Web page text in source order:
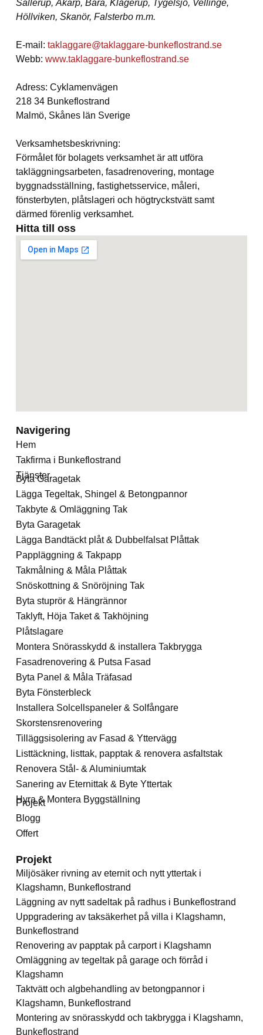
Sallerup, Åkarp, Bara, Klågerup, Tygelsjö, Vellinge,
Höllviken, Skanör, Falsterbo m.m.
E-mail: taklaggare@taklaggare-bunkeflostrand.se
Webb: www.taklaggare-bunkeflostrand.se
Adress: Cyklamenvägen
218 34 Bunkeflostrand
Malmö, Skånes län Sverige
Verksamhetsbeskrivning:
Förmålet för bolagets verksamhet är att utföra
takläggningsarbeten, fasadrenovering, montage
byggnadsställning, fastighetsservice, måleri,
fönsterbyten, plåtslageri och högtryckstvätt samt
därmed förenlig verksamhet.
Hitta till oss
Navigering
Hem
Takfirma i Bunkeflostrand
Tjänster
Byta Garagetak
Lägga Tegeltak, Shingel & Betongpannor
Takbyte & Omläggning Tak
Byta Garagetak
Lägga Bandtäckt plåt & Dubbelfalsat Plåttak
Pappläggning & Takpapp
Takmålning & Måla Plåttak
Snöskottning & Snöröjning Tak
Byta stuprör & Hängrännor
Taklyft, Höja Taket & Takhöjning
Plåtslagare
Montera Snörasskydd & installera Takbrygga
Fasadrenovering & Putsa Fasad
Byta Panel & Måla Träfasad
Byta Fönsterbleck
Installera Solcellspaneler & Solfångare
Skorstensrenovering
Tilläggsisolering av Fasad & Yttervägg
Listtäckning, listtak, papptak & renovera asfaltstak
Renovera Stål- & Aluminiumtak
Sanering av Eternittak & Byte Yttertak
Hyra & Montera Byggställning
Projekt
Blogg
Offert
Projekt
Miljösäker rivning av eternit och nytt yttertak i
Klagshamn, Bunkeflostrand
Läggning av nytt sadeltak på radhus i Bunkeflostrand
Uppgradering av taksäkerhet på villa i Klagshamn,
Bunkeflostrand
Renovering av papptak på carport i Klagshamn
Omläggning av tegeltak på garage och förråd i
Klagshamn
Taktvätt och algbehandling av betongpannor i
Klagshamn, Bunkeflostrand
Montering av snörasskydd och takbrygga i Klagshamn,
Bunkeflostrand